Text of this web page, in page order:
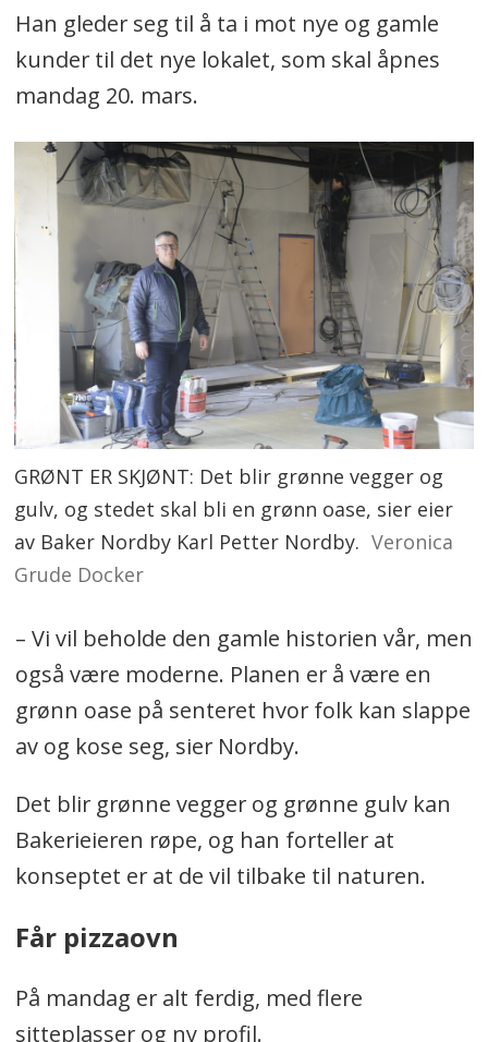
Han gleder seg til å ta i mot nye og gamle
kunder til det nye lokalet, som skal åpnes
mandag 20. mars.
GRØNT ER SKJØNT: Det blir grønne vegger og
gulv, og stedet skal bli en grønn oase, sier eier
av Baker Nordby Karl Petter Nordby. Veronica
Grude Docker
– Vi vil beholde den gamle historien vår, men
også være moderne. Planen er å være en
grønn oase på senteret hvor folk kan slappe
av og kose seg, sier Nordby.
Det blir grønne vegger og grønne gulv kan
Bakerieieren røpe, og han forteller at
konseptet er at de vil tilbake til naturen.
Får pizzaovn
På mandag er alt ferdig, med flere
sitteplasser og ny profil.